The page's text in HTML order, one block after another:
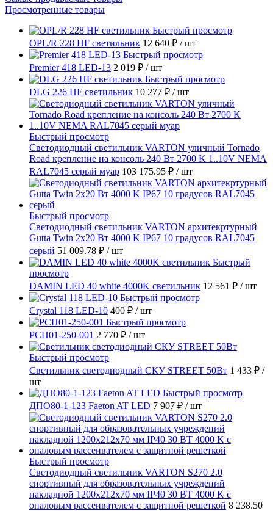
Просмотренные товары
Быстрый просмотр
OPL/R 228 HF светильник 12 640 ₽ / шт
Быстрый просмотр
Premier 418 LED-13 2 019 ₽ / шт
Быстрый просмотр
DLG 226 HF светильник 10 277 ₽ / шт
Быстрый просмотр
Светодиодный светильник VARTON уличный Tornado
Road крепление на консоль 240 Вт 2700 K 1..10V NEMA
RAL7045 серый муар 103 175.95 ₽ / шт
Быстрый просмотр
Светодиодный светильник VARTON архитекртурный
Gutta Twin 2x20 Вт 4000 K IP67 10 градусов RAL7045
серый 51 009.78 ₽ / шт
Быстрый
просмотр
DAMIN LED 40 white 4000K светильник 12 561 ₽ / шт
Быстрый просмотр
Crystal 118 LED-10 400 ₽ / шт
Быстрый просмотр
РСП01-250-001 2 770 ₽ / шт
Быстрый просмотр
Светильник светодиодный СКУ STREET 50Вт 1 433 ₽ /
шт
Быстрый просмотр
ДПО80-1-123 Faeton AT LED 7 907 ₽ / шт
Быстрый просмотр
Светодиодный светильник VARTON S270 2.0
спортивный для образовательных учреждений
накладной 1200х212х70 мм IP40 30 ВТ 4000 K с
опаловым рассеивателем с защитной решеткой 8 238.50